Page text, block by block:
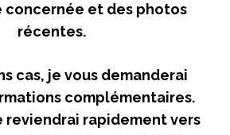
concernée et des photos
récentes.
cas, je vous demanderai
complémentaires.
reviendrai rapidement vers